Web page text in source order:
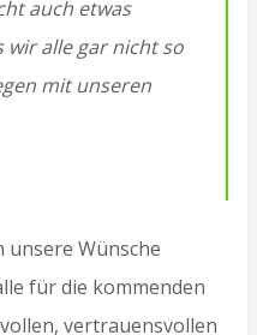
auch etwas
wir alle gar nicht so
mit unseren
Wünsche
für die kommenden
vertrauensvollen